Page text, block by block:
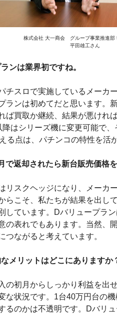
株式会社 大一商会 グループ事業推進部
平田雄工さん
ンは業界初ですね。
スロで実施しているメーカ
ランは初めてだと思います。
ば買取か継続、結果が悪けれ
はシリーズ機に変更可能で
る点は、パチンコの特性を活
返却されたら新台販売価格
スクヘッジになり、メーカ
らこそ、私たちが結果を出し
しています。Dバリュープラ
の表れでもあります。当然、
つながると考えています。
メリットはどこにありますか
の初月からしっかり利益を出
な状況です。1台40万円台の
るのかは不透明です。Dバリ